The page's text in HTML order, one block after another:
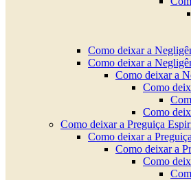
Como deixar a
Como deixar a
Como deixar a
Como
Como
Como deixar a Preguiça
Como deixar a
Como deixar a
Como